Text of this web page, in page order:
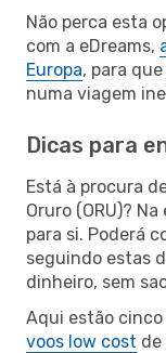
Não perca esta
com a eDreams,
Europa, para
numa viagem
Dicas para
Está à procura
Oruro (ORU)?
para si. Poderá
seguindo estas
dinheiro, sem
Aqui estão
voos low cost de